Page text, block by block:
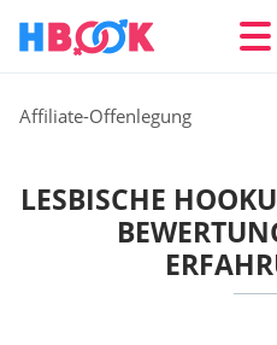
Affiliate-Offenlegung
LESBISCHE